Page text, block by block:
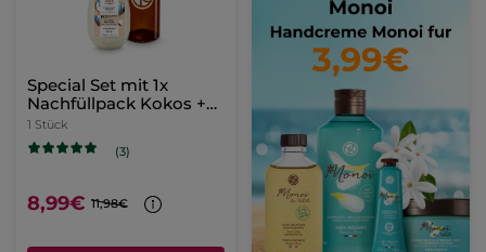
Special Set mit 1x
Nachfüllpack Kokos +
1x Nachfüllbare Flasche
1 Stück
(3)
8,99€ 11,98€